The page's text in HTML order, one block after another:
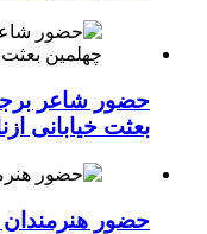
حضور شاعر
بعثت خیابانی
حضور هنرمندان